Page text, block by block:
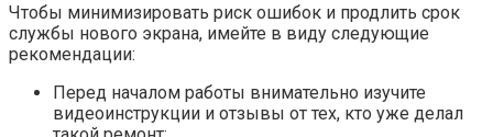
Чтобы минимизировать риск ошибок и продлить срок
службы нового экрана, имейте в виду следующие
рекомендации:
Перед началом работы внимательно изучите
видеоинструкции и отзывы от тех, кто уже делал